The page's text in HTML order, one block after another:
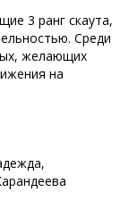
3 ранг скаута,
Среди
желающих
на